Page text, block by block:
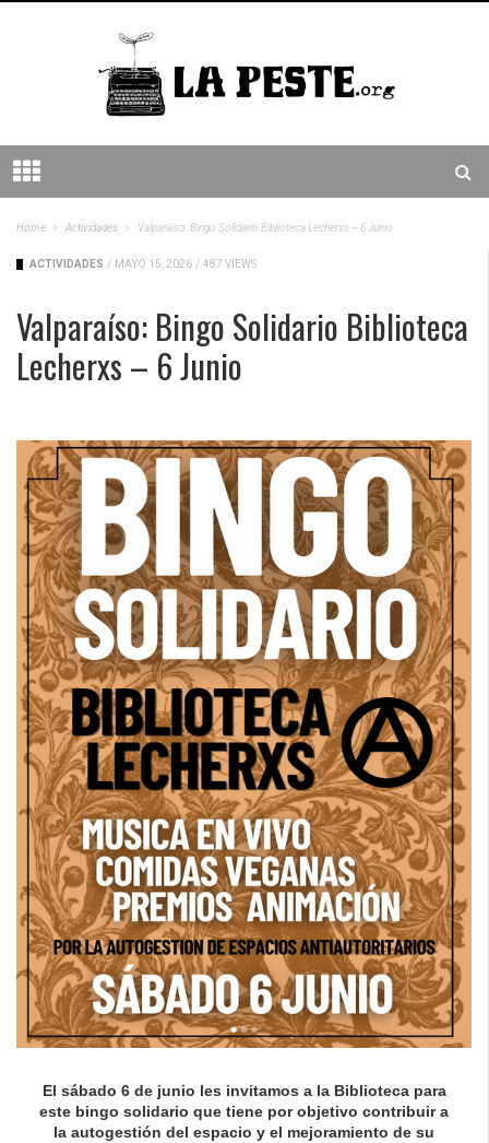
Home Actividades Valparaíso: Bingo Solidario Biblioteca Lecherxs – 6 Junio
ACTIVIDADES / MAYO 15, 2026 / 487 VIEWS
Valparaíso: Bingo Solidario Biblioteca
Lecherxs – 6 Junio
El sábado 6 de junio les invitamos a la Biblioteca para
este bingo solidario que tiene por objetivo contribuir a
la autogestión del espacio y el mejoramiento de su